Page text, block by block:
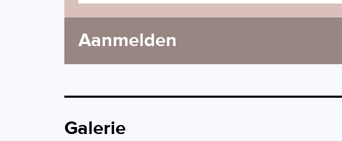
Aanmelden
Galerie